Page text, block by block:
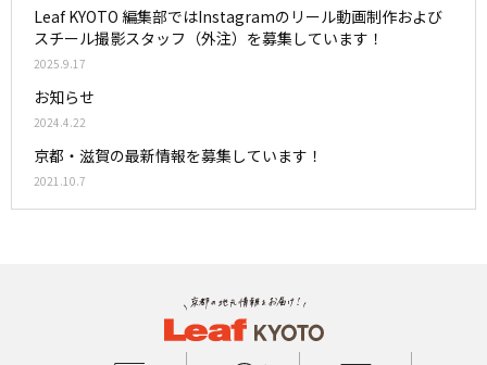
Leaf KYOTO 編集部ではInstagramのリール動画制作および
スチール撮影スタッフ（外注）を募集しています！
2025.9.17
お知らせ
2024.4.22
京都・滋賀の最新情報を募集しています！
2021.10.7